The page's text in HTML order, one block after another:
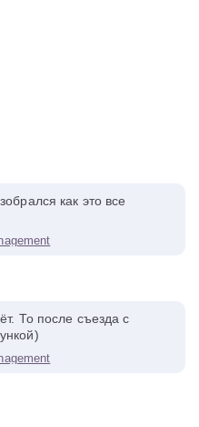
как это все
То после съезда с